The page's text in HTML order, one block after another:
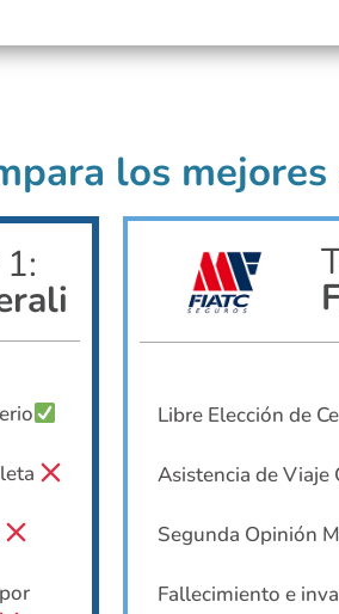
los
Libre Elección de
Asistencia de Viaje
Segunda Opinión
Fallecimiento e